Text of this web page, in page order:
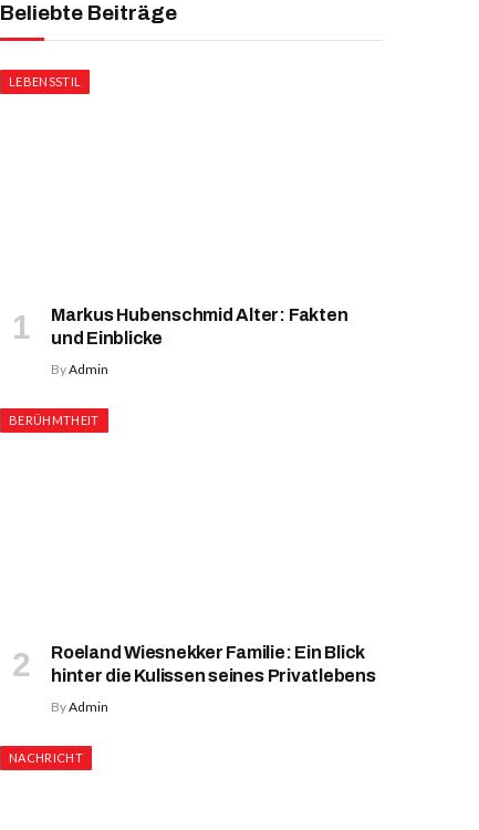
Beliebte Beiträge
LEBENSSTIL
Markus Hubenschmid Alter: Fakten
und Einblicke
ByAdmin
BERÜHMTHEIT
Roeland Wiesnekker Familie: Ein Blick
hinter die Kulissen seines Privatlebens
ByAdmin
NACHRICHT